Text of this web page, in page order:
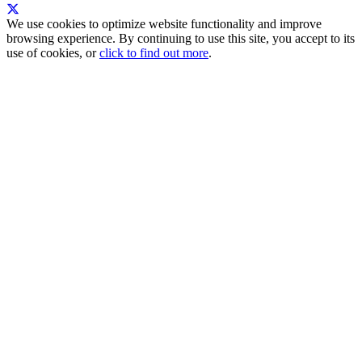
We use cookies to optimize website functionality and improve
browsing experience. By continuing to use this site, you accept to its
use of cookies, orclick to find out more.